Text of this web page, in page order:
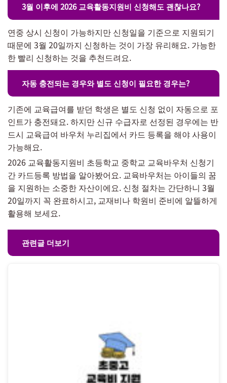
3월 이후에 2026 교육활동지원비 신청해도 괜찮나요?
연중 상시 신청이 가능하지만 신청일을 기준으로 지원되기
때문에 3월 20일까지 신청하는 것이 가장 유리해요. 가능한
한 빨리 신청하는 것을 추천드려요.
자동 충전되는 경우와 별도 신청이 필요한 경우는?
기존에 교육급여를 받던 학생은 별도 신청 없이 자동으로 포
인트가 충전돼요. 하지만 신규 수급자로 선정된 경우에는 반
드시 교육급여 바우처 누리집에서 카드 등록을 해야 사용이
가능해요.
2026 교육활동지원비 초등학교 중학교 교육바우처 신청기
간 카드등록 방법을 알아봤어요. 교육바우처는 아이들의 꿈
을 지원하는 소중한 자산이에요. 신청 절차는 간단하니 3월
20일까지 꼭 완료하시고, 교재비나 학원비 준비에 알뜰하게
활용해 보세요.
관련글 더보기